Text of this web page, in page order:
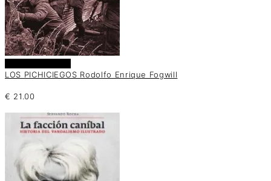
LOS PICHICIEGOS Rodolfo Enrique Fogwill
€ 21.00